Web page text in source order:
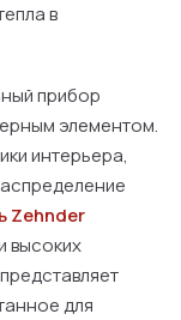
в
прибор
элементом.
интерьера,
Zehnder
высоких
для